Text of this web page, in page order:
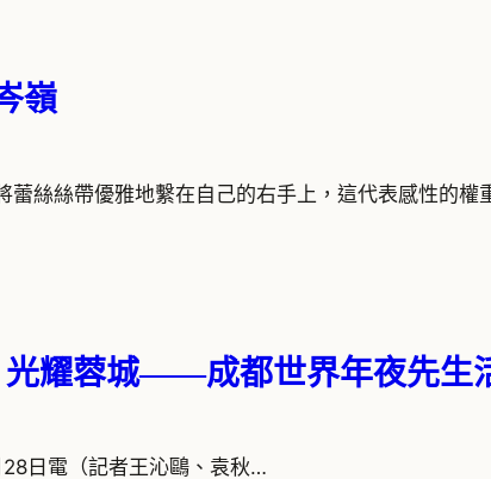
嶺
蕾絲絲帶優雅地繫在自己的右手上，這代表感性的權
光耀蓉城——成都世界年夜先生
日電（記者王沁鷗、袁秋…